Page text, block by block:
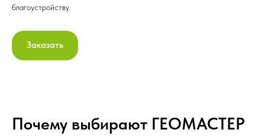
благоустройству.
Заказать
Почему выбирают ГЕОМАСТЕР